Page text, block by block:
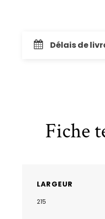
Délais de
Fiche
LARGEUR
215